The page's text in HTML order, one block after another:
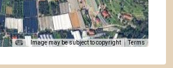
Image may be subject to copyright Terms